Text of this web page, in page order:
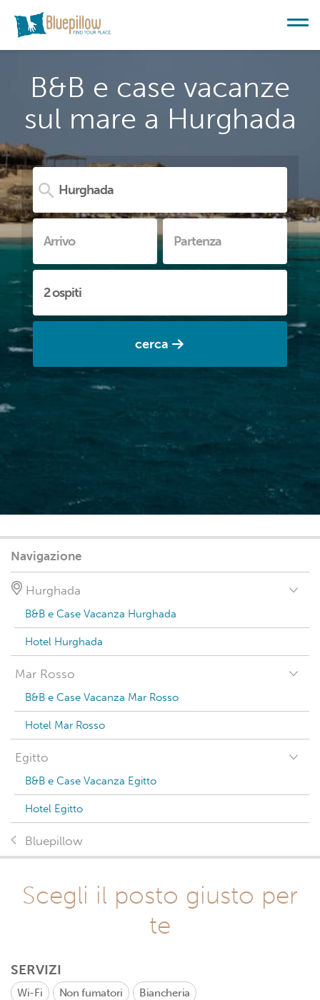
B&B e case vacanze
sul mare a Hurghada
cerca
Navigazione
Hurghada
B&B e Case Vacanza Hurghada
Hotel Hurghada
Mar Rosso
B&B e Case Vacanza Mar Rosso
Hotel Mar Rosso
Egitto
B&B e Case Vacanza Egitto
Hotel Egitto
Bluepillow
Scegli il posto giusto per
te
SERVIZI
Wi-Fi Non fumatori Biancheria